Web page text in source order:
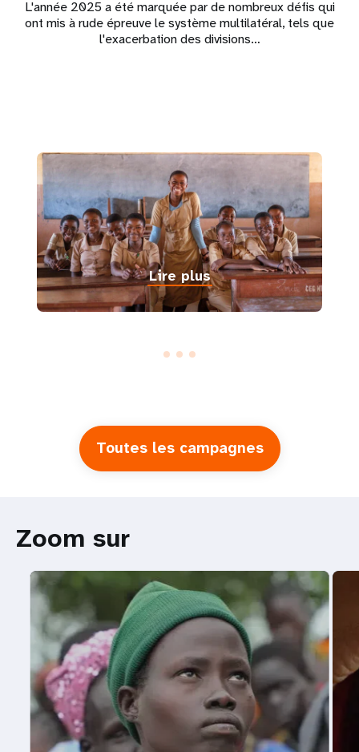
L'année 2025 a été marquée par de nombreux défis qui
ont mis à rude épreuve le système multilatéral, tels que
l'exacerbation des divisions…
Lire plus
Toutes les campagnes
Zoom sur